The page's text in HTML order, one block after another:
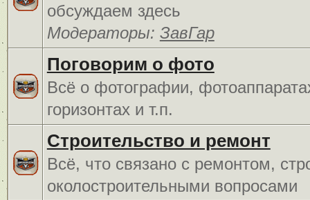
обсуждаем здесь
Модераторы: ЗавГар
Поговорим о фото
Всё о фотографии,
горизонтах и т.п.
Строительство и ремонт
Всё, что связано с ремонтом,
околостроительными вопросами